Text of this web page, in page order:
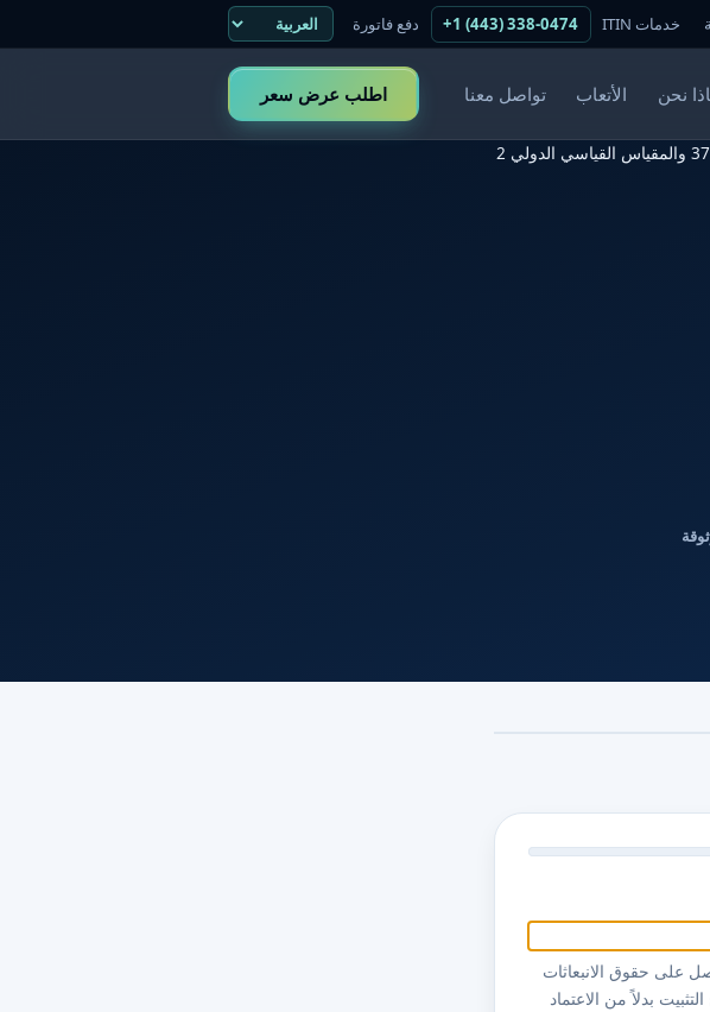
خدمات ITIN +1 (443) 338-0474 دفع فاتورة
نحن الأتعاب تواصل معنا اطلب عرض سعر
على حقوق الانبعاثات
بدلاً من الاعتماد